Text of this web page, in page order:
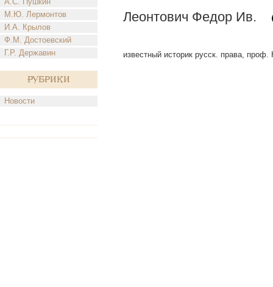
М.Ю. Лермонтов
И.А. Крылов
Ф.М. Достоевский
Г.Р. Державин
Рубрики
Новости
Леонтович Федор Ив.
известный историк русск. права,